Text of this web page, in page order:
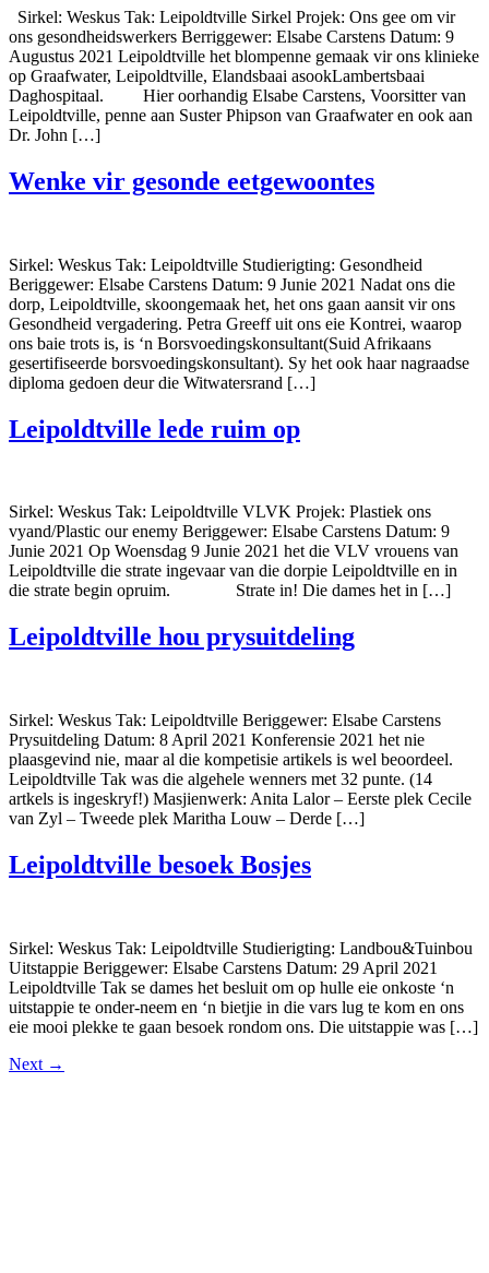
Sirkel: Weskus Tak: Leipoldtville Sirkel Projek: Ons gee om vir
ons gesondheidswerkers Berriggewer: Elsabe Carstens Datum: 9
Augustus 2021 Leipoldtville het blompenne gemaak vir ons klinieke
op Graafwater, Leipoldtville, Elandsbaai asookLambertsbaai
Daghospitaal. Hier oorhandig Elsabe Carstens, Voorsitter van
Leipoldtville, penne aan Suster Phipson van Graafwater en ook aan
Dr. John […]
Wenke vir gesonde eetgewoontes
Sirkel: Weskus Tak: Leipoldtville Studierigting: Gesondheid
Beriggewer: Elsabe Carstens Datum: 9 Junie 2021 Nadat ons die
dorp, Leipoldtville, skoongemaak het, het ons gaan aansit vir ons
Gesondheid vergadering. Petra Greeff uit ons eie Kontrei, waarop
ons baie trots is, is ‘n Borsvoedingskonsultant(Suid Afrikaans
gesertifiseerde borsvoedingskonsultant). Sy het ook haar nagraadse
diploma gedoen deur die Witwatersrand […]
Leipoldtville lede ruim op
Sirkel: Weskus Tak: Leipoldtville VLVK Projek: Plastiek ons
vyand/Plastic our enemy Beriggewer: Elsabe Carstens Datum: 9
Junie 2021 Op Woensdag 9 Junie 2021 het die VLV vrouens van
Leipoldtville die strate ingevaar van die dorpie Leipoldtville en in
die strate begin opruim. Strate in! Die dames het in […]
Leipoldtville hou prysuitdeling
Sirkel: Weskus Tak: Leipoldtville Beriggewer: Elsabe Carstens
Prysuitdeling Datum: 8 April 2021 Konferensie 2021 het nie
plaasgevind nie, maar al die kompetisie artikels is wel beoordeel.
Leipoldtville Tak was die algehele wenners met 32 punte. (14
artkels is ingeskryf!) Masjienwerk: Anita Lalor – Eerste plek Cecile
van Zyl – Tweede plek Maritha Louw – Derde […]
Leipoldtville besoek Bosjes
Sirkel: Weskus Tak: Leipoldtville Studierigting: Landbou&Tuinbou
Uitstappie Beriggewer: Elsabe Carstens Datum: 29 April 2021
Leipoldtville Tak se dames het besluit om op hulle eie onkoste ‘n
uitstappie te onder-neem en ‘n bietjie in die vars lug te kom en ons
eie mooi plekke te gaan besoek rondom ons. Die uitstappie was […]
Next →